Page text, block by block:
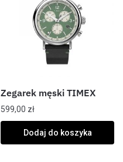
Zegarek męski TIMEX
599,00 zł
Dodaj do koszyka